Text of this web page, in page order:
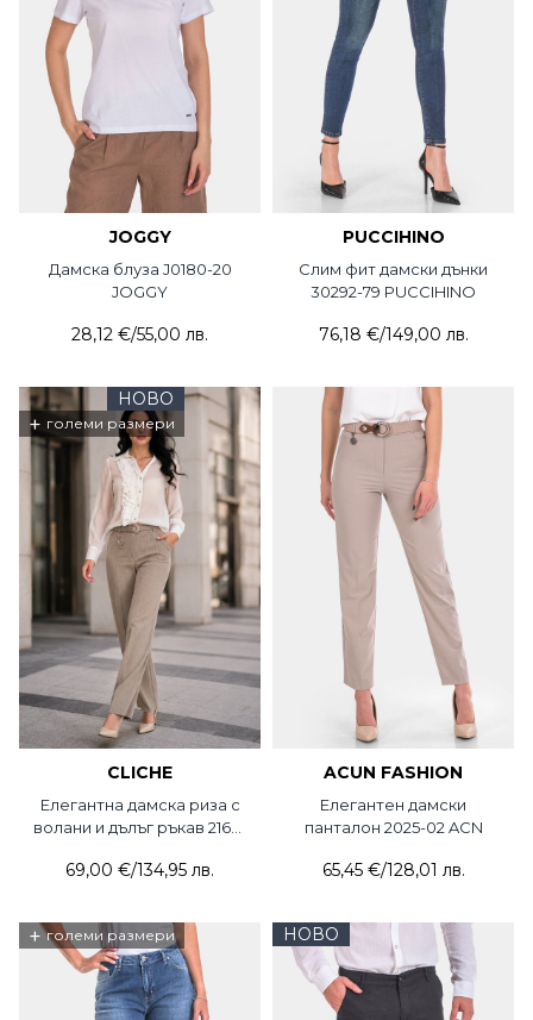
JOGGY
Дамска блуза J0180-20
JOGGY
28,12 €/55,00 лв.
PUCCIHINO
Слим фит дамски дънки
30292-79 PUCCIHINO
76,18 €/149,00 лв.
НОВО
+ големи размери
CLICHE
Елегантна дамска риза с
волани и дълъг ръкав 2169-
69,00 €/134,95 лв.
ACUN FASHION
Елегантен дамски
панталон 2025-02 ACN
65,45 €/128,01 лв.
+ големи размери НОВО